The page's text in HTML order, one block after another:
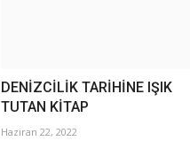
DENİZCİLİK TARİHİNE IŞIK
TUTAN KİTAP
Haziran 22, 2022